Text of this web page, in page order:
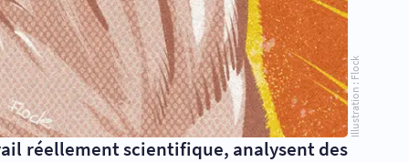
Illustration : Flock
réellement scientifique, analysent des